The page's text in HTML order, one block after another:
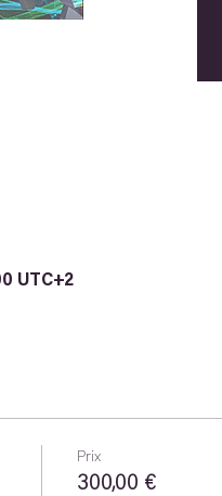
UTC+2
Prix
300,00 €